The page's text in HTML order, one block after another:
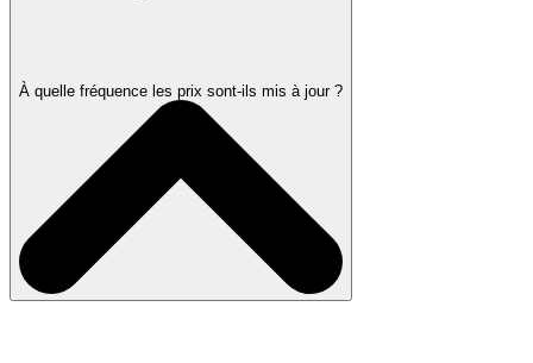
À quelle fréquence les prix sont-ils mis à jour ?